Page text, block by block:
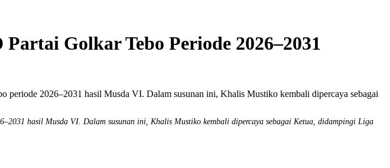
Golkar Tebo Periode 2026–2031
hasil Musda VI. Dalam susunan ini, Khalis Mustiko kembali dipercaya sebagai Ketua, didampingi Liga